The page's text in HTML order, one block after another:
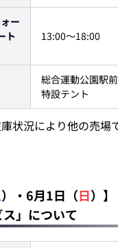
ー
ト
13:00～18:00
総合運動公園駅
特設テント
状況により他の売場
）・6月1日（日）
」について